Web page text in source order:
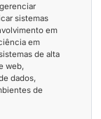
sistemas
em
em
de alta
web,
dados,
de